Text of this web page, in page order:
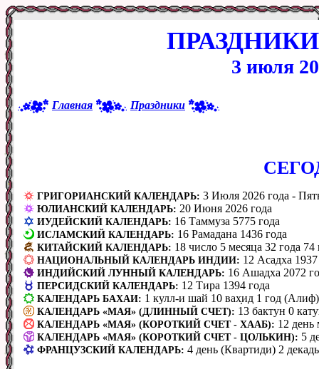
3 июля
Главная Праздники
ГРИГОРИАНСКИЙ КАЛЕНДАРЬ: 3 Июля 2026 года -
ЮЛИАНСКИЙ КАЛЕНДАРЬ: 20 Июня 2026 года
ИУДЕЙСКИЙ КАЛЕНДАРЬ: 16 Таммуза 5775 года
ИСЛАМСКИЙ КАЛЕНДАРЬ: 16 Рамадана 1436 года
КИТАЙСКИЙ КАЛЕНДАРЬ: 18 число 5 месяца 32 года
НАЦИОНАЛЬНЫЙ КАЛЕНДАРЬ ИНДИИ: 12 Асадха 1937
ИНДИЙСКИЙ ЛУННЫЙ КАЛЕНДАРЬ: 16 Ашадха 2072
ПЕРСИДСКИЙ КАЛЕНДАРЬ: 12 Тира 1394 года
КАЛЕНДАРЬ БАХАИ: 1 кулл-и шай 10 вах̣ид 1 год
КАЛЕНДАРЬ «МАЯ» (ДЛИННЫЙ СЧЕТ): 13 бактун 0
КАЛЕНДАРЬ «МАЯ» (КОРОТКИЙ СЧЕТ - ХААБ): 12 день
КАЛЕНДАРЬ «МАЯ» (КОРОТКИЙ СЧЕТ - ЦОЛЬКИН): 5
ФРАНЦУЗСКИЙ КАЛЕНДАРЬ: 4 день (Квартиди) 2